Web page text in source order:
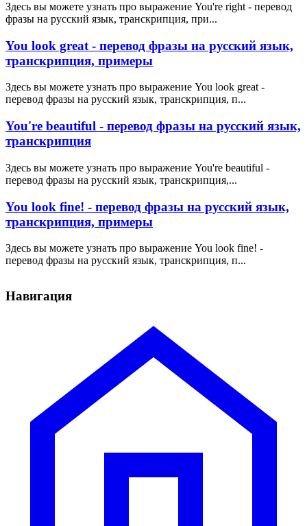
Здесь вы можете узнать про выражение You're right - перевод
фразы на русский язык, транскрипция, при...
You look great - перевод фразы на русский язык,
транскрипция, примеры
Здесь вы можете узнать про выражение You look great -
перевод фразы на русский язык, транскрипция, п...
You're beautiful - перевод фразы на русский язык,
транскрипция
Здесь вы можете узнать про выражение You're beautiful -
перевод фразы на русский язык, транскрипция,...
You look fine! - перевод фразы на русский язык,
транскрипция, примеры
Здесь вы можете узнать про выражение You look fine! -
перевод фразы на русский язык, транскрипция, п...
Навигация